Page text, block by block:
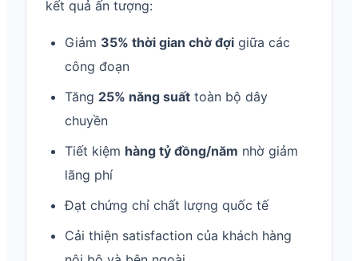
kết quả ấn tượng:
Giảm 35% thời gian chờ đợi giữa các
công đoạn
Tăng 25% năng suất toàn bộ dây
chuyền
Tiết kiệm hàng tỷ đồng/năm nhờ giảm
lãng phí
Đạt chứng chỉ chất lượng quốc tế
Cải thiện satisfaction của khách hàng